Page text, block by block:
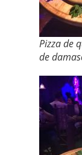
Pizza de
de